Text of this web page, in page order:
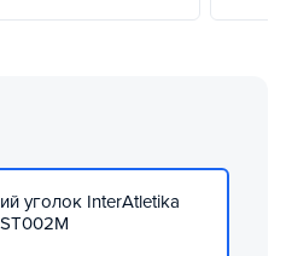
уголок InterAtletika